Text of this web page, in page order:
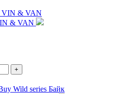
& VAN
+